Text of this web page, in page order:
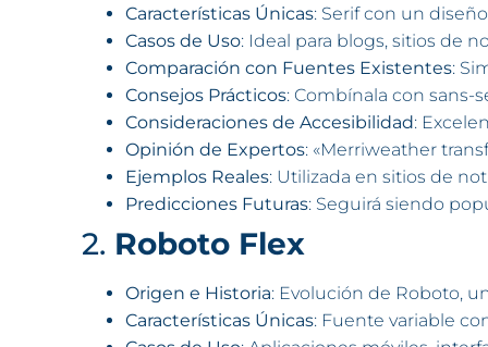
Características Únicas: Serif con un
Casos de Uso: Ideal para blogs, sitios de
Comparación con Fuentes Existentes:
Consejos Prácticos: Combínala con sans-
Consideraciones de Accesibilidad:
Opinión de Expertos: «Merriweather
Ejemplos Reales: Utilizada en sitios de
Predicciones Futuras: Seguirá siendo
2. Roboto Flex
Origen e Historia: Evolución de Roboto,
Características Únicas: Fuente variable